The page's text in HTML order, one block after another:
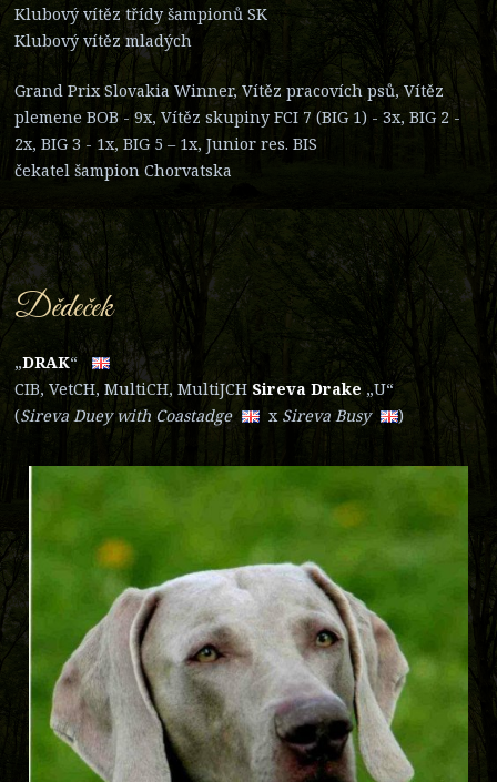
Klubový vítěz třídy šampionů SK
Klubový vítěz mladých
Grand Prix Slovakia Winner, Vítěz pracovích psů, Vítěz
plemene BOB - 9x, Vítěz skupiny FCI 7 (BIG 1) - 3x, BIG 2 -
2x, BIG 3 - 1x, BIG 5 – 1x, Junior res. BIS
čekatel šampion Chorvatska
Dědeček
„DRAK“
CIB, VetCH, MultiCH, MultiJCH Sireva Drake „U“
(Sireva Duey with Coastadge x Sireva Busy )